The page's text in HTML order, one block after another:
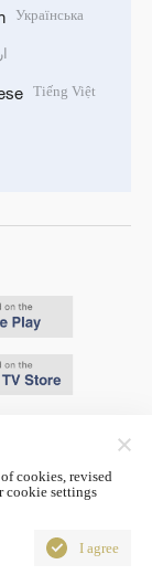
Українська
Tiếng Việt
cookies, revised
cookie settings
I agree